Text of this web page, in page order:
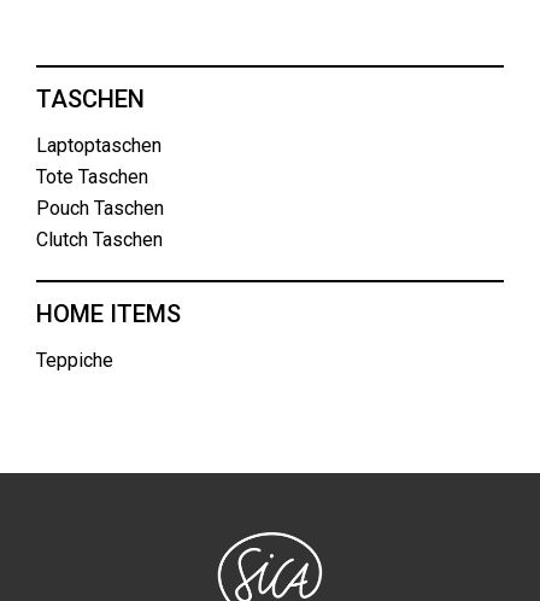
TASCHEN
Laptoptaschen
Tote Taschen
Pouch Taschen
Clutch Taschen
HOME ITEMS
Teppiche